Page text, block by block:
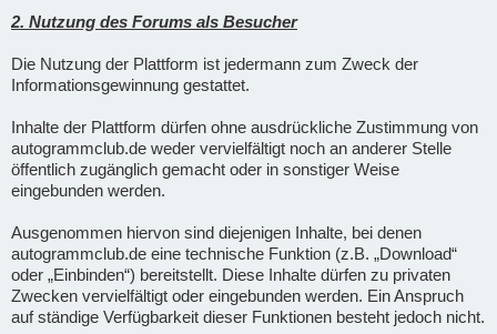
2. Nutzung des Forums als Besucher
Die Nutzung der Plattform ist jedermann zum Zweck der
Informationsgewinnung gestattet.
Inhalte der Plattform dürfen ohne ausdrückliche Zustimmung von
autogrammclub.de weder vervielfältigt noch an anderer Stelle
öffentlich zugänglich gemacht oder in sonstiger Weise
eingebunden werden.
Ausgenommen hiervon sind diejenigen Inhalte, bei denen
autogrammclub.de eine technische Funktion (z.B. „Download“
oder „Einbinden“) bereitstellt. Diese Inhalte dürfen zu privaten
Zwecken vervielfältigt oder eingebunden werden. Ein Anspruch
auf ständige Verfügbarkeit dieser Funktionen besteht jedoch nicht.